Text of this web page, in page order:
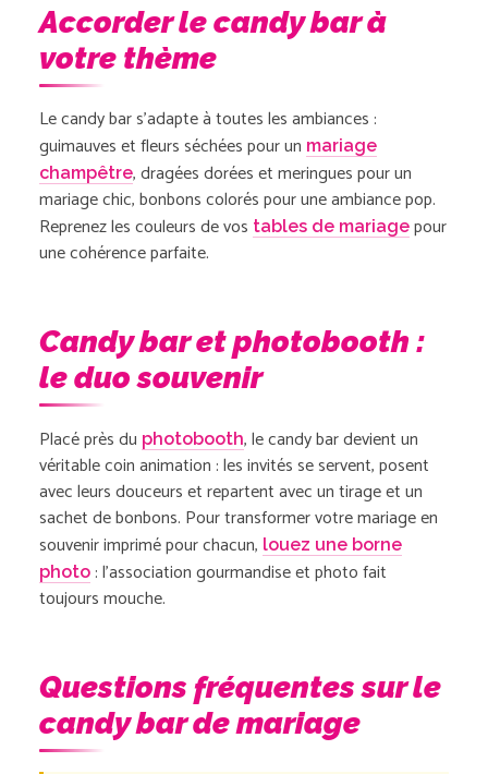
Accorder le candy bar à
votre thème
Le candy bar s’adapte à toutes les ambiances :
guimauves et fleurs séchées pour un mariage
champêtre, dragées dorées et meringues pour un
mariage chic, bonbons colorés pour une ambiance pop.
Reprenez les couleurs de vos tables de mariage pour
une cohérence parfaite.
Candy bar et photobooth :
le duo souvenir
Placé près du photobooth, le candy bar devient un
véritable coin animation : les invités se servent, posent
avec leurs douceurs et repartent avec un tirage et un
sachet de bonbons. Pour transformer votre mariage en
souvenir imprimé pour chacun, louez une borne
photo : l’association gourmandise et photo fait
toujours mouche.
Questions fréquentes sur le
candy bar de mariage